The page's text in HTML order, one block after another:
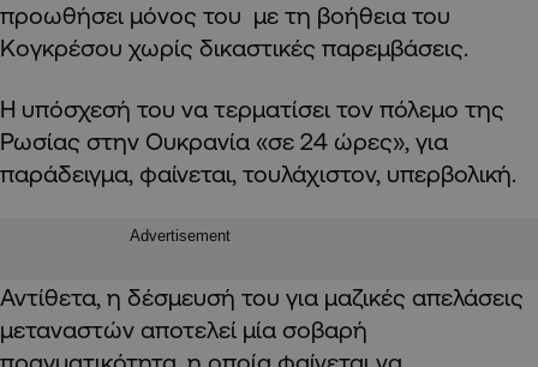
προωθήσει μόνος του με τη βοήθεια του
Κογκρέσου χωρίς δικαστικές παρεμβάσεις.
Η υπόσχεσή του να τερματίσει τον πόλεμο της
Ρωσίας στην Ουκρανία «σε 24 ώρες», για
παράδειγμα, φαίνεται, τουλάχιστον, υπερβολική.
Advertisement
Αντίθετα, η δέσμευσή του για μαζικές απελάσεις
μεταναστών αποτελεί μία σοβαρή